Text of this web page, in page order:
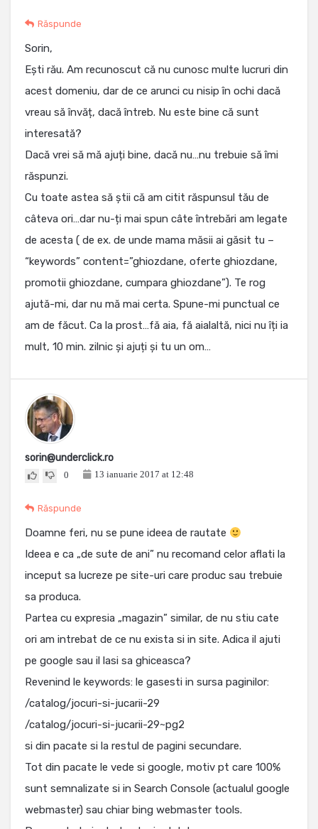
Răspunde
Sorin,
Ești rău. Am recunoscut că nu cunosc multe lucruri din
acest domeniu, dar de ce arunci cu nisip în ochi dacă
vreau să învăț, dacă întreb. Nu este bine că sunt
interesată?
Dacă vrei să mă ajuți bine, dacă nu…nu trebuie să îmi
răspunzi.
Cu toate astea să știi că am citit răspunsul tău de
câteva ori…dar nu-ți mai spun câte întrebări am legate
de acesta ( de ex. de unde mama măsii ai găsit tu –
“keywords” content=”ghiozdane, oferte ghiozdane,
promotii ghiozdane, cumpara ghiozdane”). Te rog
ajută-mi, dar nu mă mai certa. Spune-mi punctual ce
am de făcut. Ca la prost…fă aia, fă aialaltă, nici nu îți ia
mult, 10 min. zilnic și ajuți și tu un om…
sorin@underclick.ro
0 13 ianuarie 2017 at 12:48
Răspunde
Doamne feri, nu se pune ideea de rautate
Ideea e ca „de sute de ani” nu recomand celor aflati la
inceput sa lucreze pe site-uri care produc sau trebuie
sa produca.
Partea cu expresia „magazin” similar, de nu stiu cate
ori am intrebat de ce nu exista si in site. Adica il ajuti
pe google sau il lasi sa ghiceasca?
Revenind le keywords: le gasesti in sursa paginilor:
/catalog/jocuri-si-jucarii-29
/catalog/jocuri-si-jucarii-29~pg2
si din pacate si la restul de pagini secundare.
Tot din pacate le vede si google, motiv pt care 100%
sunt semnalizate si in Search Console (actualul google
webmaster) sau chiar bing webmaster tools.